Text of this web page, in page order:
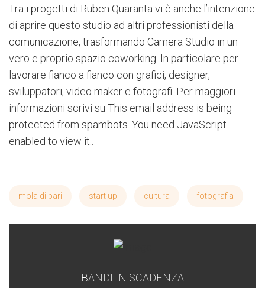
Tra i progetti di Ruben Quaranta vi è anche l’intenzione
di aprire questo studio ad altri professionisti della
comunicazione, trasformando Camera Studio in un
vero e proprio spazio coworking. In particolare per
lavorare fianco a fianco con grafici, designer,
sviluppatori, video maker e fotografi. Per maggiori
informazioni scrivi su This email address is being
protected from spambots. You need JavaScript
enabled to view it.
mola di bari start up cultura fotografia
BANDI IN SCADENZA